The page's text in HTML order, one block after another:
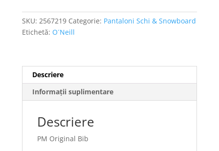
SKU: 2567219 Categorie: Pantaloni Schi & Snowboard
Etichetă: O´Neill
Descriere
Informații suplimentare
Descriere
PM Original Bib